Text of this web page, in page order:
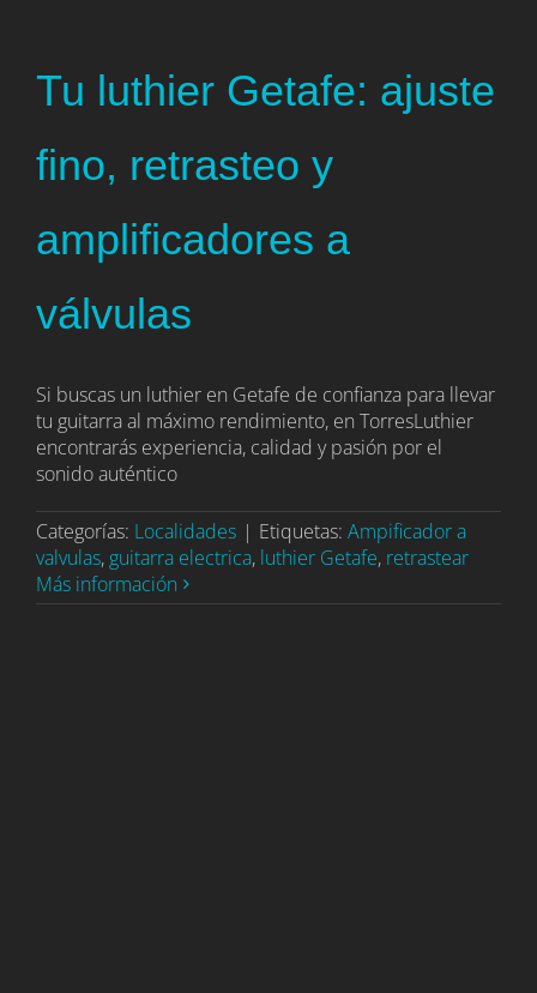
Tu luthier Getafe: ajuste
fino, retrasteo y
amplificadores a
válvulas
Si buscas un luthier en Getafe de confianza para llevar
tu guitarra al máximo rendimiento, en TorresLuthier
encontrarás experiencia, calidad y pasión por el
sonido auténtico
Categorías: Localidades | Etiquetas: Ampificador a
valvulas, guitarra electrica, luthier Getafe, retrastear
Más información